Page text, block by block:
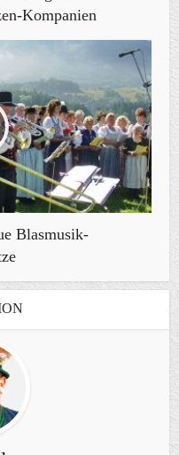
Kompanien
Blasmusik-